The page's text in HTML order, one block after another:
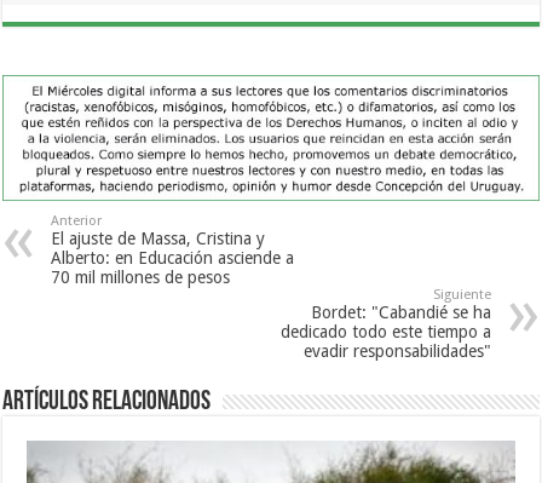
Anterior
El ajuste de Massa, Cristina y
Alberto: en Educación asciende a
70 mil millones de pesos
Siguiente
Bordet: "Cabandié se ha
dedicado todo este tiempo a
evadir responsabilidades"
Artículos Relacionados